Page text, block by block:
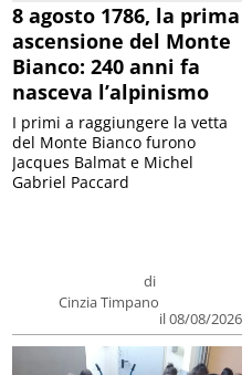
8 agosto 1786, la prima
ascensione del Monte
Bianco: 240 anni fa
nasceva l’alpinismo
di
Cinzia Timpano
il 08/08/2026
I primi a raggiungere la vetta
del Monte Bianco furono
Jacques Balmat e Michel
Gabriel Paccard